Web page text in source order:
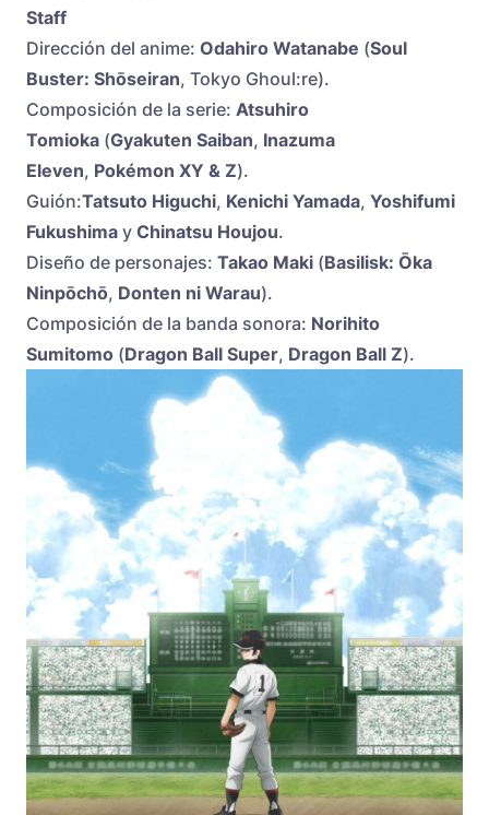
Staff
Dirección del anime: Odahiro Watanabe (Soul
Buster: Shōseiran, Tokyo Ghoul:re).
Composición de la serie: Atsuhiro
Tomioka (Gyakuten Saiban, Inazuma
Eleven, Pokémon XY & Z).
Guión:Tatsuto Higuchi, Kenichi Yamada, Yoshifumi
Fukushima y Chinatsu Houjou.
Diseño de personajes: Takao Maki (Basilisk: Ōka
Ninpōchō, Donten ni Warau).
Composición de la banda sonora: Norihito
Sumitomo (Dragon Ball Super, Dragon Ball Z).